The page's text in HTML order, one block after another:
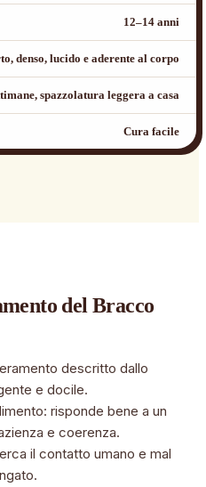
12–14 anni
denso, lucido e aderente al corpo
spazzolatura leggera a casa
Cura facile
del Bracco
descritto dallo
e docile.
risponde bene a un
e coerenza.
il contatto umano e mal